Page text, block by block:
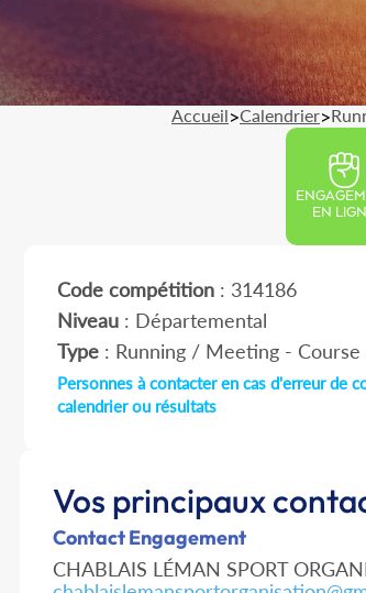
Accueil>Calendrier>
EN
Code compétition: 314186
Niveau: Départemental
Type: Running / Meeting - Course
Personnes à contacter en cas d'erreur de
calendrier ou résultats
Vos principaux
Contact Engagement
CHABLAIS LÉMAN SPORT